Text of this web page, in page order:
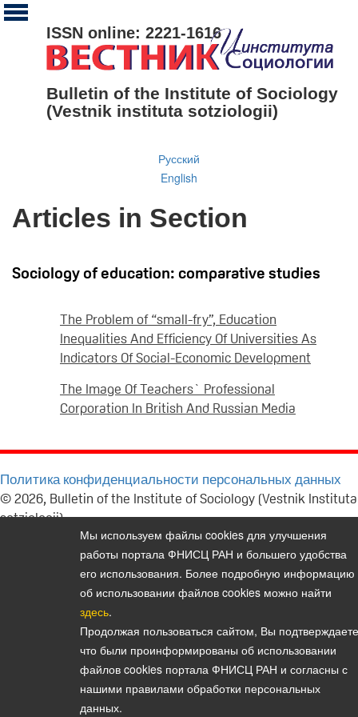
ISSN online: 2221-1616
Bulletin of the Institute of Sociology
(Vestnik instituta sotziologii)
Русский
English
Articles in Section
Sociology of education: comparative studies
The Problem of “small-fry”, Education
Inequalities And Efficiency Of Universities As
Indicators Of Social-Economic Development
The Image Of Teachers` Professional
Corporation In British And Russian Media
Политика конфиденциальности персональных данных
© 2026, Bulletin of the Institute of Sociology (Vestnik Instituta
sotziologii)
vestnik@isras.ru
Мы используем файлы cookies для улучшения
работы портала ФНИСЦ РАН и большего удобства
его использования. Более подробную информацию
об использовании файлов cookies можно найти
здесь.
Продолжая пользоваться сайтом, Вы
что были проинформированы об использовании
файлов cookies портала ФНИСЦ РАН и согласны с
нашими правилами обработки персональных
данных.